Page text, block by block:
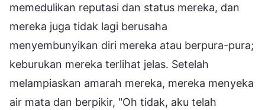
memedulikan reputasi dan status mereka, dan
mereka juga tidak lagi berusaha
menyembunyikan diri mereka atau berpura-pura;
keburukan mereka terlihat jelas. Setelah
melampiaskan amarah mereka, mereka menyeka
air mata dan berpikir, "Oh tidak, aku telah